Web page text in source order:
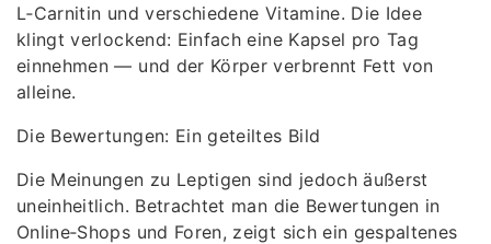
L‑Carnitin und verschiedene Vitamine. Die Idee
klingt verlockend: Einfach eine Kapsel pro Tag
einnehmen — und der Körper verbrennt Fett von
alleine.
Die Bewertungen: Ein geteiltes Bild
Die Meinungen zu Leptigen sind jedoch äußerst
uneinheitlich. Betrachtet man die Bewertungen in
Online‑Shops und Foren, zeigt sich ein gespaltenes